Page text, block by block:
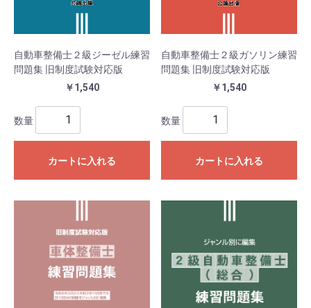
自動車整備士２級ジーゼル練習
問題集 旧制度試験対応版
￥1,540
数量
カートに入れる
自動車整備士２級ガソリン練習
問題集 旧制度試験対応版
￥1,540
数量
カートに入れる